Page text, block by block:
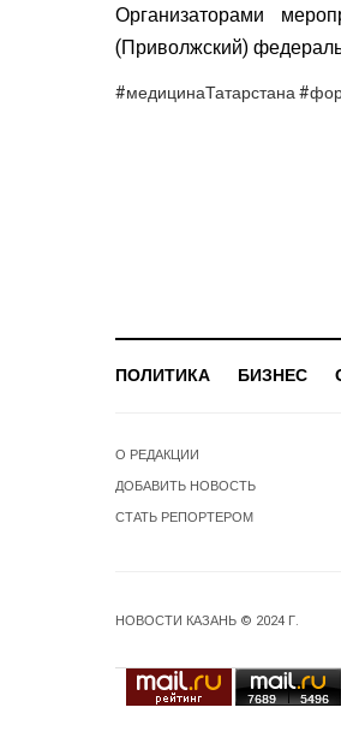
Организаторами
(Приволжский)
#медицинаТатарстана
ПОЛИТИКА БИЗНЕС
О РЕДАКЦИИ
ДОБАВИТЬ НОВОСТЬ
СТАТЬ РЕПОРТЕРОМ
НОВОСТИ КАЗАНЬ © 2024 Г.
7689 5496